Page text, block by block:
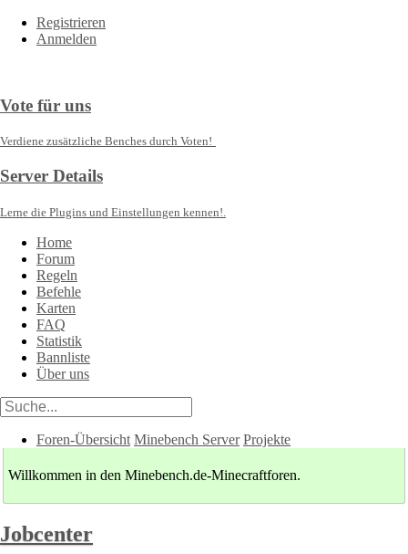
Registrieren
Anmelden
Vote für uns
Verdiene zusätzliche Benches durch Voten!
Server Details
Lerne die Plugins und Einstellungen kennen!.
Home
Forum
Regeln
Befehle
Karten
FAQ
Statistik
Bannliste
Über uns
Foren-Übersicht Minebench Server Projekte
Willkommen in den Minebench.de-Minecraftforen.
Jobcenter